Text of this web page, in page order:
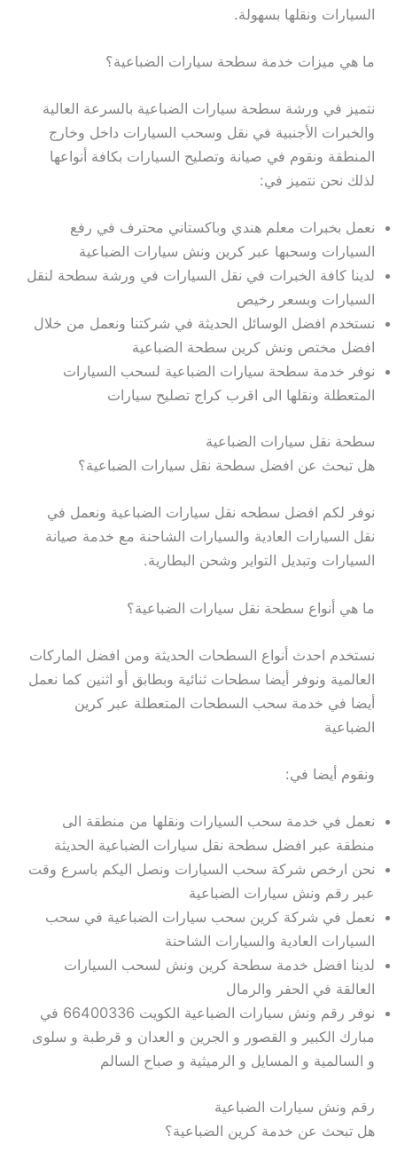
السيارات ونقلها بسهولة.
ما هي ميزات خدمة سطحة سيارات الضباعية؟
نتميز في ورشة سطحة سيارات الضباعية بالسرعة العالية
والخبرات الأجنبية في نقل وسحب السيارات داخل وخارج
المنطقة ونقوم في صيانة وتصليح السيارات بكافة أنواعها
لذلك نحن نتميز في:
نعمل بخبرات معلم هندي وباكستاني محترف في رفع
السيارات وسحبها عبر كرين ونش سيارات الضباعية
لدينا كافة الخبرات في نقل السيارات في ورشة سطحة لنقل
السيارات وبسعر رخيص
نستخدم افضل الوسائل الحديثة في شركتنا ونعمل من خلال
افضل مختص ونش كرين سطحة الضباعية
نوفر خدمة سطحة سيارات الضباعية لسحب السيارات
المتعطلة ونقلها الى اقرب كراج تصليح سيارات
سطحة نقل سيارات الضباعية
هل تبحث عن افضل سطحة نقل سيارات الضباعية؟
نوفر لكم افضل سطحه نقل سيارات الضباعية ونعمل في
نقل السيارات العادية والسيارات الشاحنة مع خدمة صيانة
السيارات وتبديل التواير وشحن البطارية.
ما هي أنواع سطحة نقل سيارات الضباعية؟
نستخدم احدث أنواع السطحات الحديثة ومن افضل الماركات
العالمية ونوفر أيضا سطحات ثنائية وبطابق أو اثنين كما نعمل
أيضا في خدمة سحب السطحات المتعطلة عبر كرين
الضباعية
ونقوم أيضا في:
نعمل في خدمة سحب السيارات ونقلها من منطقة الى
منطقة عبر افضل سطحة نقل سيارات الضباعية الحديثة
نحن ارخص شركة سحب السيارات ونصل اليكم باسرع وقت
عبر رقم ونش سيارات الضباعية
نعمل في شركة كرين سحب سيارات الضباعية في سحب
السيارات العادية والسيارات الشاحنة
لدينا افضل خدمة سطحة كرين ونش لسحب السيارات
العالقة في الحفر والرمال
نوفر رقم ونش سيارات الضباعية الكويت 66400336 في
مبارك الكبير و القصور و الجرين و العدان و قرطبة و سلوى
و السالمية و المسايل و الرميثية و صباح السالم
رقم ونش سيارات الضباعية
هل تبحث عن خدمة كرين الضباعية؟